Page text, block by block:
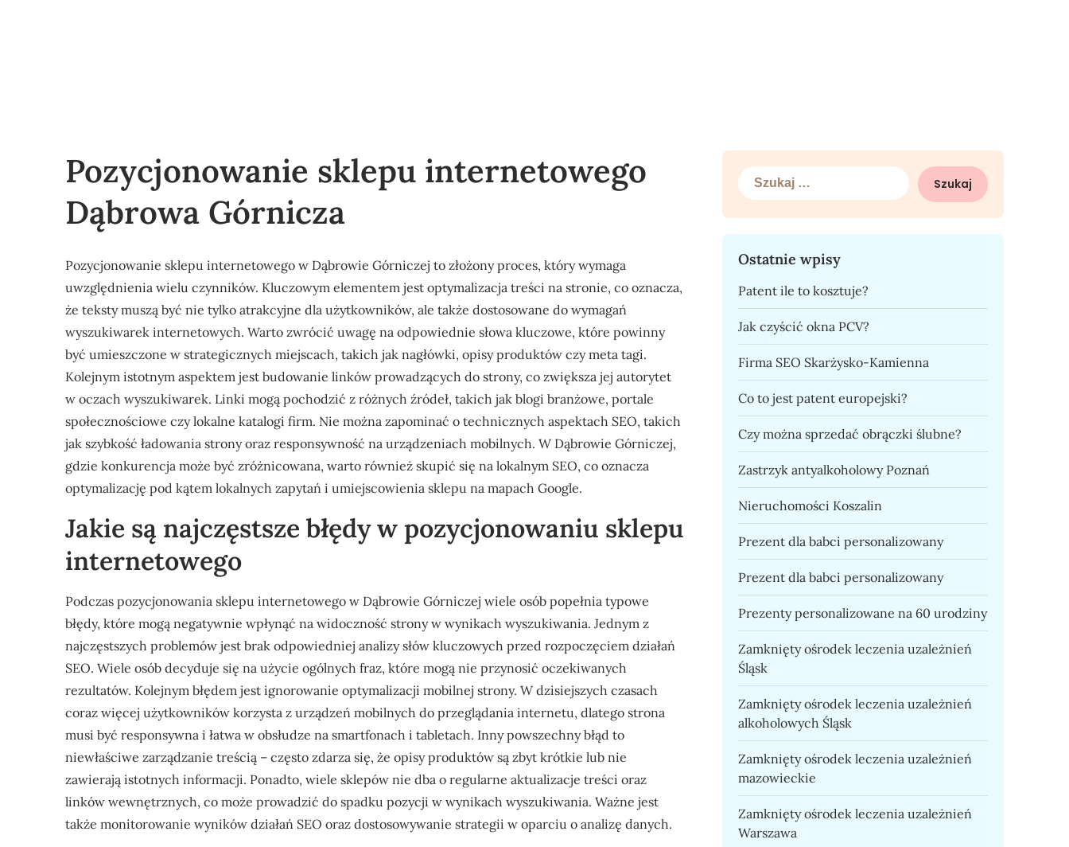
Pozycjonowanie sklepu internetowego
Dąbrowa Górnicza
Pozycjonowanie sklepu internetowego w Dąbrowie Górniczej to złożony proces, który wymaga
uwzględnienia wielu czynników. Kluczowym elementem jest optymalizacja treści na stronie, co oznacza,
że teksty muszą być nie tylko atrakcyjne dla użytkowników, ale także dostosowane do wymagań
wyszukiwarek internetowych. Warto zwrócić uwagę na odpowiednie słowa kluczowe, które powinny
być umieszczone w strategicznych miejscach, takich jak nagłówki, opisy produktów czy meta tagi.
Kolejnym istotnym aspektem jest budowanie linków prowadzących do strony, co zwiększa jej autorytet
w oczach wyszukiwarek. Linki mogą pochodzić z różnych źródeł, takich jak blogi branżowe, portale
społecznościowe czy lokalne katalogi firm. Nie można zapominać o technicznych aspektach SEO, takich
jak szybkość ładowania strony oraz responsywność na urządzeniach mobilnych. W Dąbrowie Górniczej,
gdzie konkurencja może być zróżnicowana, warto również skupić się na lokalnym SEO, co oznacza
optymalizację pod kątem lokalnych zapytań i umiejscowienia sklepu na mapach Google.
Jakie są najczęstsze błędy w pozycjonowaniu sklepu
internetowego
Podczas pozycjonowania sklepu internetowego w Dąbrowie Górniczej wiele osób popełnia typowe
błędy, które mogą negatywnie wpłynąć na widoczność strony w wynikach wyszukiwania. Jednym z
najczęstszych problemów jest brak odpowiedniej analizy słów kluczowych przed rozpoczęciem działań
SEO. Wiele osób decyduje się na użycie ogólnych fraz, które mogą nie przynosić oczekiwanych
rezultatów. Kolejnym błędem jest ignorowanie optymalizacji mobilnej strony. W dzisiejszych czasach
coraz więcej użytkowników korzysta z urządzeń mobilnych do przeglądania internetu, dlatego strona
musi być responsywna i łatwa w obsłudze na smartfonach i tabletach. Inny powszechny błąd to
niewłaściwe zarządzanie treścią – często zdarza się, że opisy produktów są zbyt krótkie lub nie
zawierają istotnych informacji. Ponadto, wiele sklepów nie dba o regularne aktualizacje treści oraz
linków wewnętrznych, co może prowadzić do spadku pozycji w wynikach wyszukiwania. Ważne jest
także monitorowanie wyników działań SEO oraz dostosowywanie strategii w oparciu o analizę danych.
Szukaj:
Ostatnie wpisy
Patent ile to kosztuje?
Jak czyścić okna PCV?
Firma SEO Skarżysko-Kamienna
Co to jest patent europejski?
Czy można sprzedać obrączki ślubne?
Zastrzyk antyalkoholowy Poznań
Nieruchomości Koszalin
Prezent dla babci personalizowany
Prezent dla babci personalizowany
Prezenty personalizowane na 60 urodziny
Zamknięty ośrodek leczenia uzależnień
Śląsk
Zamknięty ośrodek leczenia uzależnień
alkoholowych Śląsk
Zamknięty ośrodek leczenia uzależnień
mazowieckie
Zamknięty ośrodek leczenia uzależnień
Warszawa